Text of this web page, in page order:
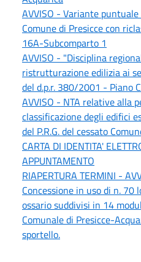
AVVISO - Variante puntuale
Comune di Presicce con
16A-Subcomparto 1
AVVISO - "Disciplina
ristrutturazione edilizia ai
del d.p.r. 380/2001 - Piano
AVVISO - NTA relative alla
classificazione degli edifici
del P.R.G. del cessato
CARTA DI IDENTITA'
APPUNTAMENTO
RIAPERTURA TERMINI -
Concessione in uso di n.
ossario suddivisi in 14
Comunale di Presicce-
sportello.